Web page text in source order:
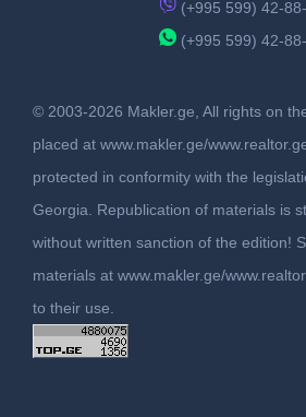
(+995 599) 42-
(+995 599) 42-
© 2003-2026 Makler.ge, All rights on
placed at www.makler.ge/
protected in conformity with the
Georgia. Republication of materials is
without written sanction of the edition!
materials at www.makler.ge/
to their use.